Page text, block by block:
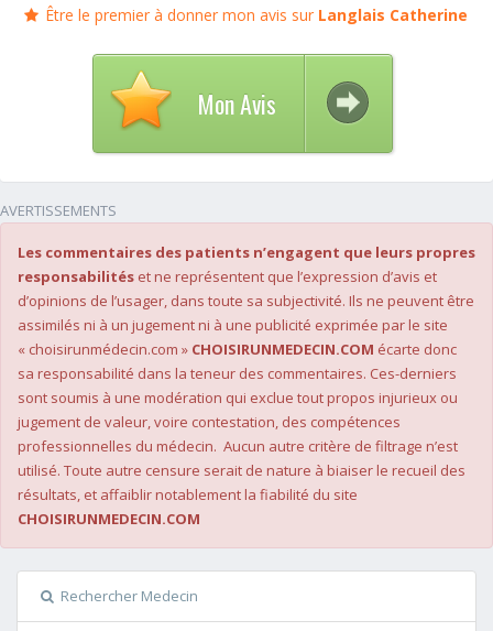
Être le premier à donner mon avis sur Langlais Catherine
Mon Avis
AVERTISSEMENTS
Les commentaires des patients n’engagent que leurs propres
responsabilités et ne représentent que l’expression d’avis et
d’opinions de l’usager, dans toute sa subjectivité. Ils ne peuvent être
assimilés ni à un jugement ni à une publicité exprimée par le site
« choisirunmédecin.com » CHOISIRUNMEDECIN.COM écarte donc
sa responsabilité dans la teneur des commentaires. Ces-derniers
sont soumis à une modération qui exclue tout propos injurieux ou
jugement de valeur, voire contestation, des compétences
professionnelles du médecin. Aucun autre critère de filtrage n’est
utilisé. Toute autre censure serait de nature à biaiser le recueil des
résultats, et affaiblir notablement la fiabilité du site
CHOISIRUNMEDECIN.COM
Rechercher Medecin